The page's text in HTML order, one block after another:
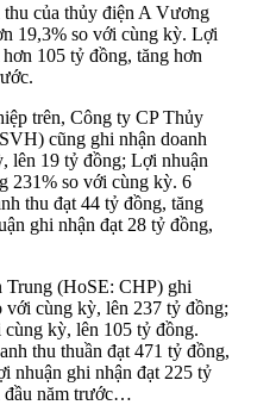
của thủy điện A Vương
19,3% so với cùng kỳ. Lợi
105 tỷ đồng, tăng hơn
trên, Công ty CP Thủy
cũng ghi nhận doanh
lên 19 tỷ đồng; Lợi nhuận
231% so với cùng kỳ. 6
thu đạt 44 tỷ đồng, tăng
ghi nhận đạt 28 tỷ đồng,
(HoSE: CHP) ghi
với cùng kỳ, lên 237 tỷ đồng;
kỳ, lên 105 tỷ đồng.
thu thuần đạt 471 tỷ đồng,
nhuận ghi nhận đạt 225 tỷ
đầu năm trước…